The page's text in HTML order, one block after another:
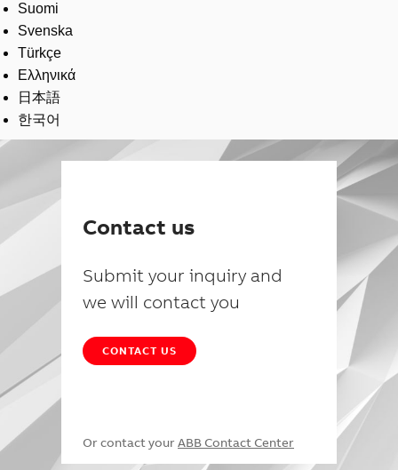
Suomi
Svenska
Türkçe
Ελληνικά
日本語
한국어
Contact us
Submit your inquiry and
we will contact you
CONTACT US
Or contact your ABB Contact Center